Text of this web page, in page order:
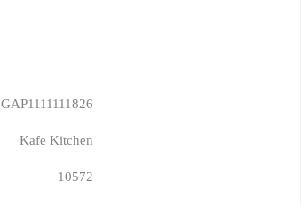
GAP1111111826
Kafe Kitchen
10572